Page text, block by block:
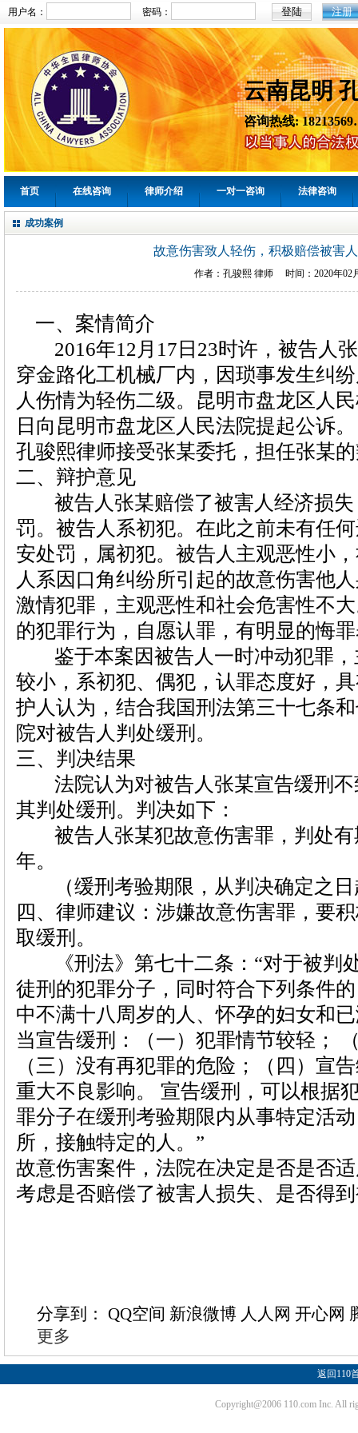
用户名： 密码： 注册
云南昆明
咨询热线:
首页 在线咨询 律师介绍 一对一咨询 法律咨询
成功案例
故意伤害致人轻伤，积极赔偿被害
作者： 孔骏熙 律师 时间： 2020年02
一、案情简介
2016年12月17日23时许，被告人
穿金路化工机械厂内，因琐事发生纠
人伤情为轻伤二级。昆明市盘龙区人
日向昆明市盘龙区人民法院提起公诉。
孔骏熙律师接受张某委托，担任张某
二、辩护意见
被告人张某赔偿了被害人经济损失
罚。被告人系初犯。在此之前未有任
安处罚，属初犯。被告人主观恶性小
人系因口角纠纷所引起的故意伤害他
激情犯罪，主观恶性和社会危害性不
的犯罪行为，自愿认罪，有明显的悔
鉴于本案因被告人一时冲动犯罪，
较小，系初犯、偶犯，认罪态度好，
护人认为，结合我国刑法第三十七条
院对被告人判处缓刑。
三、判决结果
法院认为对被告人张某宣告缓刑不
其判处缓刑。判决如下：
被告人张某犯故意伤害罪，判处有
年。
（缓刑考验期限，从判决确定之日
四、律师建议：涉嫌故意伤害罪，要
取缓刑。
《刑法》第七十二条：“对于被判
徒刑的犯罪分子，同时符合下列条件
中不满十八周岁的人、怀孕的妇女和
当宣告缓刑：（一）犯罪情节较轻；
（三）没有再犯罪的危险；（四）宣
重大不良影响。 宣告缓刑，可以根据
罪分子在缓刑考验期限内从事特定活
所，接触特定的人。”
故意伤害案件，法院在决定是否是否
考虑是否赔偿了被害人损失、是否得
分享到： QQ空间 新浪微博 人人网 开心网
更多
返回110
Copyright@2006 110.com Inc. All